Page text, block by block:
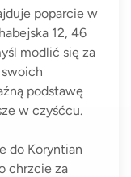
poparcie w
12, 46
modlić się za
podstawę
w czyśćcu.
do Koryntian
chrzcie za